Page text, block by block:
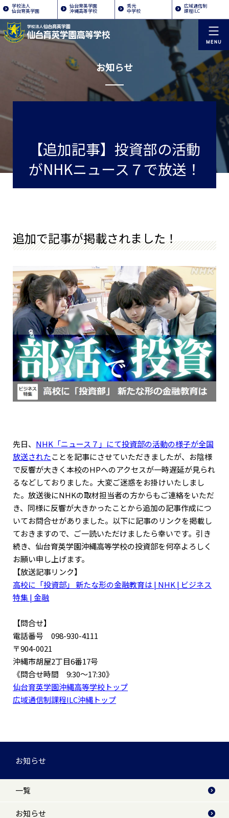
学校法人
仙台育英学園
仙台育英学園
沖縄高等学校
秀光
中学校
広域通信制
課程ILC
お知らせ
【追加記事】投資部の活動
がNHKニュース７で放送！
追加で記事が掲載されました！
先日、 NHK「ニュース７」にて投資部の活動の様子が全国
放送されたことを記事にさせていただきましたが、お陰様
で反響が大きく本校のHPへのアクセスが一時遅延が見られ
るなどしておりました。大変ご迷惑をお掛けいたしまし
た。放送後にNHKの取材担当者の方からもご連絡をいただ
き、同様に反響が大きかったことから追加の記事作成につ
いてお問合せがありました。以下に記事のリンクを掲載し
ておきますので、ご一読いただけましたら幸いです。引き
続き、仙台育英学園沖縄高等学校の投資部を何卒よろしく
お願い申し上げます。
【放送記事リンク】
高校に「投資部」 新たな形の金融教育は | NHK | ビジネス
特集 | 金融
【問合せ】
電話番号 098-930-4111
〒904-0021
沖縄市胡屋2丁目6番17号
《問合せ時間 9:30〜17:30》
仙台育英学園沖縄高等学校トップ
広域通信制課程ILC沖縄トップ
お知らせ
一覧
お知らせ